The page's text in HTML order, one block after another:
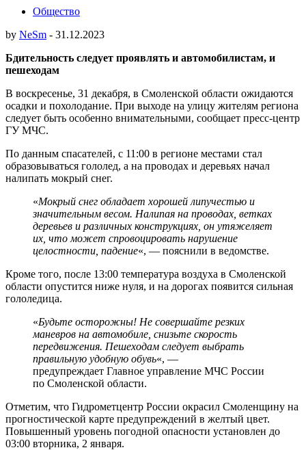
Общество
by NeSm - 31.12.2023
Бдительность следует проявлять и автомобилистам, и
пешеходам
В воскресенье, 31 декабря, в Смоленской области ожидаются
осадки и похолодание. При выходе на улицу жителям региона
следует быть особенно внимательными, сообщает пресс-центр
ГУ МЧС.
По данным спасателей, с 11:00 в регионе местами стал
образовываться гололед, а на проводах и деревьях начал
налипать мокрый снег.
«Мокрый снег обладает хорошей липучестью и
значительным весом. Налипая на проводах, ветках
деревьев и различных конструкциях, он утяжеляет
их, что может спровоцировать нарушение
целостности, падение«, — пояснили в ведомстве.
Кроме того, после 13:00 температура воздуха в Смоленской
области опустится ниже нуля, и на дорогах появится сильная
гололедица.
«Будьте осторожны! Не совершайте резких
маневров на автомобиле, снизьте скорость
передвижения. Пешеходам следует выбрать
правильную удобную обувь«, —
предупреждает Главное управление МЧС России
по Смоленской области.
Отметим, что Гидрометцентр России окрасил Смоленщину на
прогностической карте предупреждений в желтый цвет.
Повышенный уровень погодной опасности установлен до
03:00 вторника, 2 января.